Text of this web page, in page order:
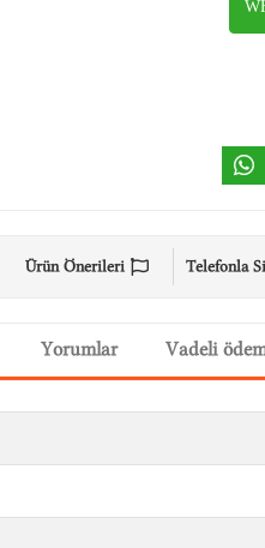
Telefonla
Ürün Önerileri
Vadeli
Yorumlar